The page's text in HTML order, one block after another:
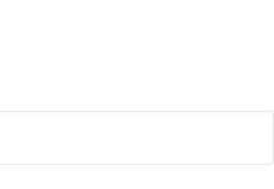
Salut i